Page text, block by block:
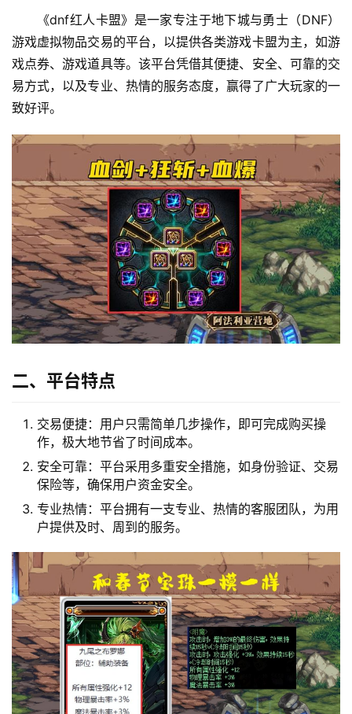
《dnf红人卡盟》是一家专注于地下城与勇士（DNF）
游戏虚拟物品交易的平台，以提供各类游戏卡盟为主，如游
戏点券、游戏道具等。该平台凭借其便捷、安全、可靠的交
易方式，以及专业、热情的服务态度，赢得了广大玩家的一
致好评。
二、平台特点
交易便捷：用户只需简单几步操作，即可完成购买操
作，极大地节省了时间成本。
安全可靠：平台采用多重安全措施，如身份验证、交易
保险等，确保用户资金安全。
专业热情：平台拥有一支专业、热情的客服团队，为用
户提供及时、周到的服务。